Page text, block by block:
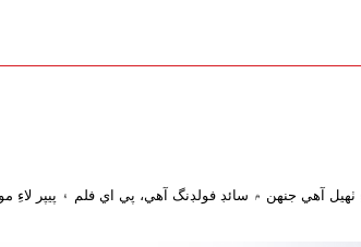
ٺهيل آهي جنهن ۾ سائڊ فولڊنگ آهي، پي اي فلم ۽